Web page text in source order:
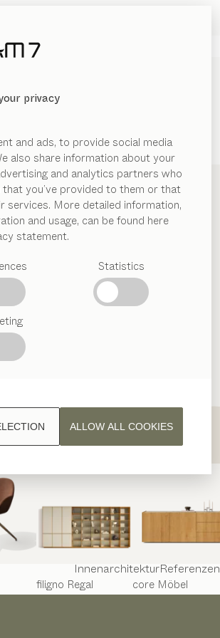
privacy
and ads, to provide social media
also share information about your
and analytics partners who
you’ve provided to them or that
services. More detailed information,
and usage, can be found here
statement.
Statistics
ALLOW ALL COOKIES
filigno Regal core Möbel
InnenarchitekturReferenzen